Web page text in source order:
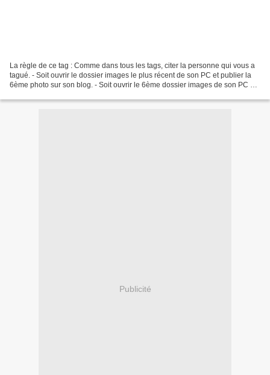
La règle de ce tag : Comme dans tous les tags, citer la personne qui vous a
tagué. - Soit ouvrir le dossier images le plus récent de son PC et publier la
6ème photo sur son blog. - Soit ouvrir le 6ème dossier images de son PC et
Publicité